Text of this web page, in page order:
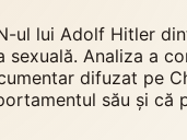
ul lui Adolf Hitler
Analiza a
difuzat pe
său și